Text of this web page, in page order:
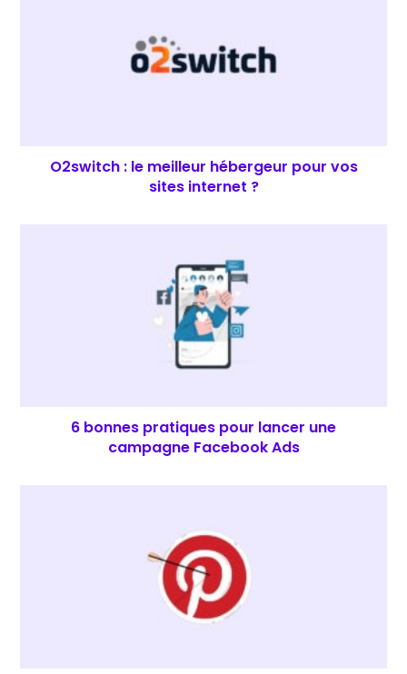
O2switch : le meilleur hébergeur pour vos
sites internet ?
6 bonnes pratiques pour lancer une
campagne Facebook Ads